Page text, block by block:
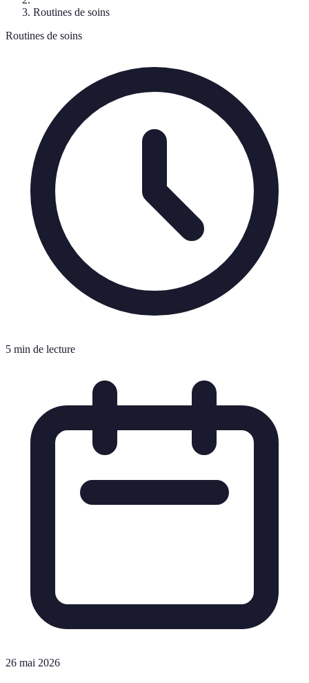
Routines de soins
Routines de soins
5 min de lecture
26 mai 2026